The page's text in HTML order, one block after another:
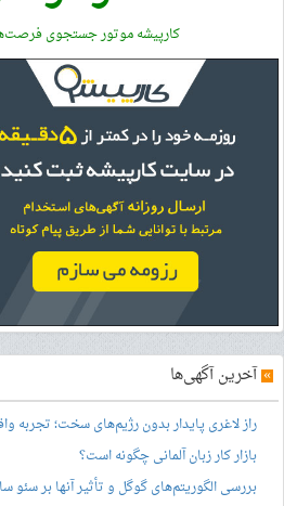
کارپیشه موتور جستجوی
»آخرین آگهی‌ها
راز لاغری پایدار بدون رژیم‌های سخت؛ تجربه
بازار کار زبان آلمانی چگونه است؟
بررسی الگوریتم‌های گوگل و تأثیر آنها بر سئو